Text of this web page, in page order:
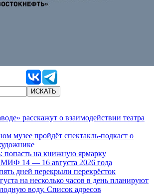
расскажут о взаимодействии театра
музее пройдёт спектакль-подкаст о
попасть на книжную ярмарку
МИФ 14 — 16 августа 2026 года
дней перекрыли перекрёсток
на несколько часов в день планируют
воду. Список адресов